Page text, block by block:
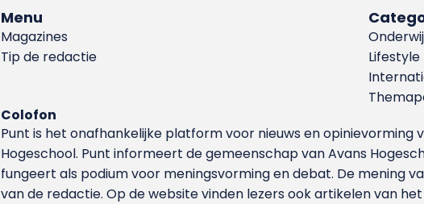
Menu
Magazines
Tip de redactie
Lifestyle
Colofon
Punt is het onafhankelijke platform voor nieuws en
Hoge­school. Punt informeert de gemeenschap van Avans
fungeert als podium voor meningsvorming en debat. De mening
van de redactie. Op de website vinden lezers ook artikelen van